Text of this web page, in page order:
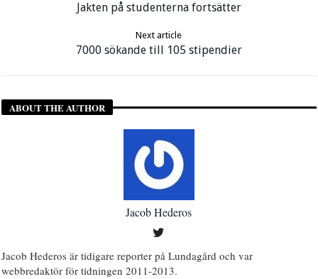
Jakten på studenterna fortsätter
Next article
7000 sökande till 105 stipendier
ABOUT THE AUTHOR
Jacob Hederos
Jacob Hederos är tidigare reporter på Lundagård och var
webbredaktör för tidningen 2011-2013.